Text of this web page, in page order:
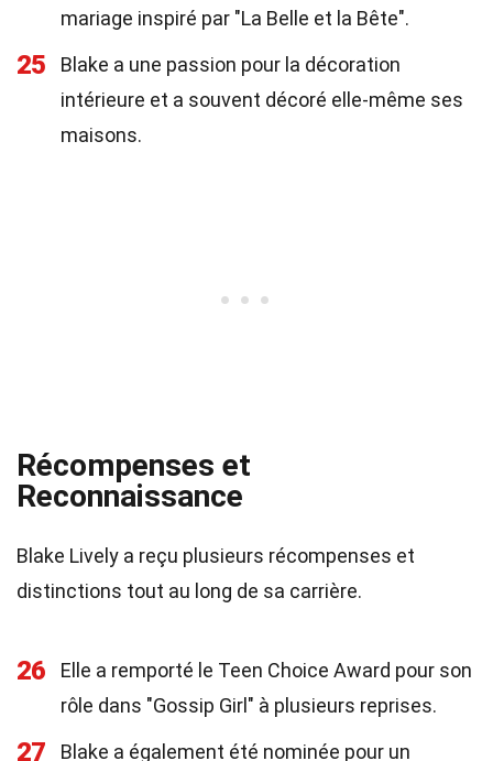
mariage inspiré par "La Belle et la Bête".
25
Blake a une passion pour la décoration
intérieure et a souvent décoré elle-même ses
maisons.
Récompenses et
Reconnaissance
Blake Lively a reçu plusieurs récompenses et
distinctions tout au long de sa carrière.
26
Elle a remporté le Teen Choice Award pour son
rôle dans "Gossip Girl" à plusieurs reprises.
27 Blake a également été nominée pour un